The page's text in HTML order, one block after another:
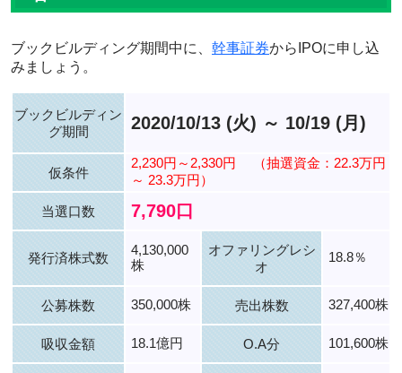
ブックビルディング期間中に、 幹事証券からIPOに申し込
みましょう。
ブックビルディン
グ期間
2020/10/13 (火) ～ 10/19 (月)
仮条件
2,230円～2,330円
（抽選資金：22.3万円
～ 23.3万円）
当選口数 7,790口
発行済株式数
4,130,000
株
オファリングレシ
オ
18.8％
公募株数 350,000株 売出株数 327,400株
吸収金額 18.1億円 O.A分 101,600株